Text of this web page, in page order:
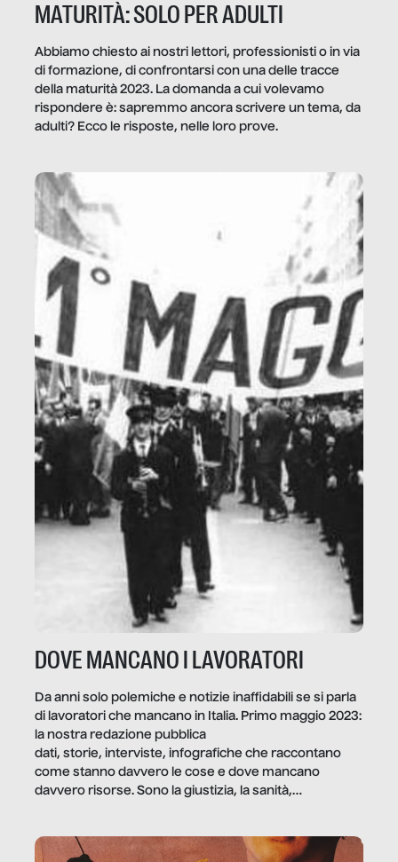
MATURITÀ: SOLO PER ADULTI
Abbiamo chiesto ai nostri lettori, professionisti o in via
di formazione, di confrontarsi con una delle tracce
della maturità 2023. La domanda a cui volevamo
rispondere è: sapremmo ancora scrivere un tema, da
adulti? Ecco le risposte, nelle loro prove.
DOVE MANCANO I LAVORATORI
Da anni solo polemiche e notizie inaffidabili se si parla
di lavoratori che mancano in Italia. Primo maggio 2023:
la nostra redazione pubblica
dati, storie, interviste, infografiche che raccontano
come stanno davvero le cose e dove mancano
davvero risorse. Sono la giustizia, la sanità,